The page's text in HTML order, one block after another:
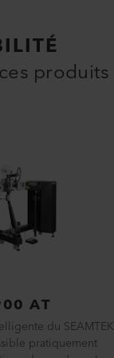
produits
AT
du SEAMTEK
pratiquement